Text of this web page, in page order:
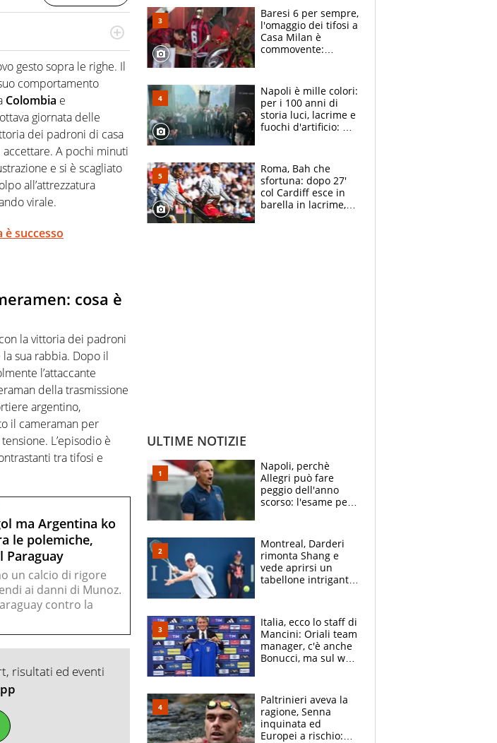
non rinuncia allo
il rettangolo verde non
gesto sopra le righe. Il
comportamento
Colombia e
giornata delle
dei padroni di casa
A pochi minuti
e si è scagliato
all’attrezzatura
virale.
successo
cosa è
la vittoria dei padroni
sua rabbia. Dopo il
l’attaccante
della trasmissione
argentino,
il cameraman per
L’episodio è
tra tifosi e
ma Argentina ko
le polemiche,
Paraguay
un calcio di rigore
ai danni di Munoz.
contro la
risultati ed eventi
circondati
dall'affetto dei tifosi
Baresi 6 per sempre,
l'omaggio dei tifosi a
Casa Milan è
commovente:
bigliettini
Napoli è mille colori:
per i 100 anni di
storia luci, lacrime e
fuochi d'artificio: De
Roma, Bah che
sfortuna: dopo 27'
col Cardiff esce in
barella in lacrime,
ULTIME NOTIZIE
Napoli, perchè
Allegri può fare
peggio dell'anno
scorso: l'esame per
Monopoly
Montreal, Darderi
rimonta Shang e
vede aprirsi un
tabellone intrigante:
felice del mio livello"
Italia, ecco lo staff di
Mancini: Oriali team
manager, c'è anche
Bonucci, ma sul web
Paltrinieri aveva la
ragione, Senna
inquinata ed
Europei a rischio: